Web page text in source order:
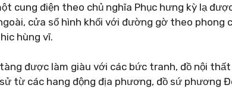
cung điện theo chủ nghĩa Phục hưng kỳ lạ
cửa sổ hình khối với đường gờ theo phong
hùng vĩ.
được làm giàu với các bức tranh, đồ nội
từ các hang động địa phương, đồ sứ phương